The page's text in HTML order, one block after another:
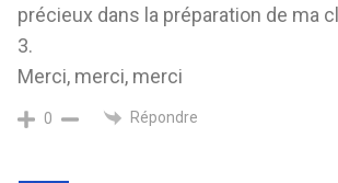
précieux dans la préparation de ma
3.
Merci, merci, merci
0 Répondre